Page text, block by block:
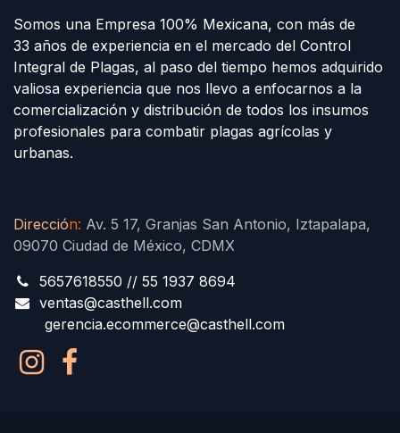
Somos una Empresa 100% Mexicana, con más de
33 años de experiencia en el mercado del Control
Integral de Plagas, al paso del tiempo hemos adquirido
valiosa experiencia que nos llevo a enfocarnos a la
comercialización y distribución de todos los insumos
profesionales para combatir plagas agrícolas y
urbanas.
Dirección: Av. 5 17, Granjas San Antonio, Iztapalapa,
09070 Ciudad de México, CDMX
5657618550 // 55 1937 8694
ventas@casthell.com
gerencia.ecommerce@casthell.com